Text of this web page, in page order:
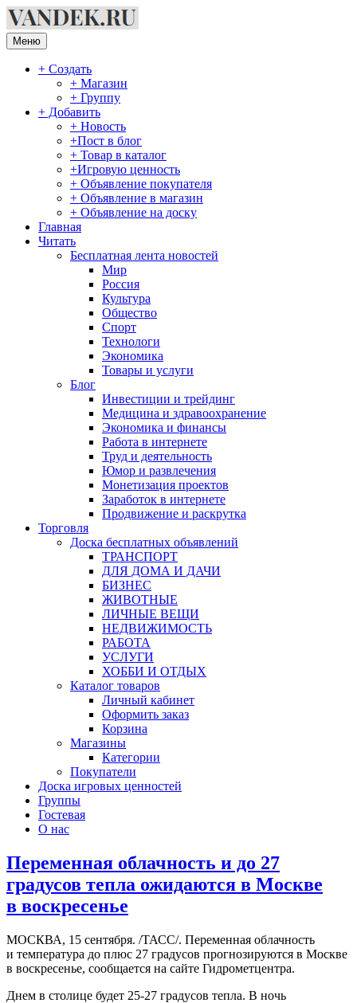
Перейти
к
содержимому
Меню
+ Создать
+ Магазин
+ Группу
+ Добавить
+ Новость
+Пост в блог
+ Товар в каталог
+Игровую ценность
+ Объявление покупателя
+ Объявление в магазин
+ Объявление на доску
Главная
Читать
Бесплатная лента новостей
Мир
Россия
Культура
Общество
Спорт
Технологи
Экономика
Товары и услуги
Блог
Инвестиции и трейдинг
Медицина и здравоохранение
Экономика и финансы
Работа в интернете
Труд и деятельность
Юмор и развлечения
Монетизация проектов
Заработок в интернете
Продвижение и раскрутка
Торговля
Доска бесплатных объявлений
ТРАНСПОРТ
ДЛЯ ДОМА И ДАЧИ
БИЗНЕС
ЖИВОТНЫЕ
ЛИЧНЫЕ ВЕЩИ
НЕДВИЖИМОСТЬ
РАБОТА
УСЛУГИ
ХОББИ И ОТДЫХ
Каталог товаров
Личный кабинет
Оформить заказ
Корзина
Магазины
Категории
Покупатели
Доска игровых ценностей
Группы
Гостевая
О нас
Переменная облачность и до 27
градусов тепла ожидаются в Москве
в воскресенье
МОСКВА, 15 сентября. /ТАСС/. Переменная облачность
и температура до плюс 27 градусов прогнозируются в Москве
в воскресенье, сообщается на сайте Гидрометцентра.
Днем в столице будет 25-27 градусов тепла. В ночь